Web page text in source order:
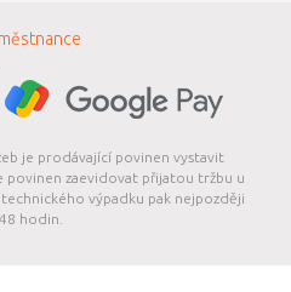
je prodávající povinen vystavit
povinen zaevidovat přijatou tržbu u
výpadku pak nejpozději
hodin.